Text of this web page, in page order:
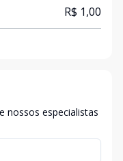
R$ 1,00
nossos especialistas